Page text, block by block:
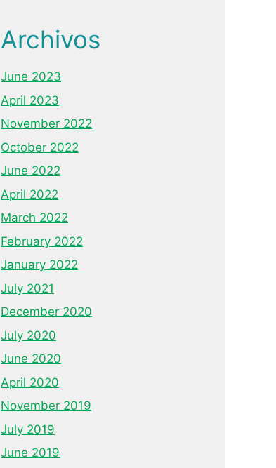
Archivos
June 2023
April 2023
November 2022
October 2022
June 2022
April 2022
March 2022
February 2022
January 2022
July 2021
December 2020
July 2020
June 2020
April 2020
November 2019
July 2019
June 2019